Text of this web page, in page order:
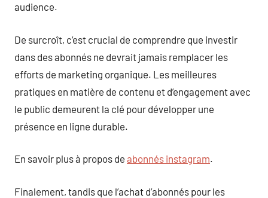
audience.
De surcroît, c’est crucial de comprendre que investir
dans des abonnés ne devrait jamais remplacer les
efforts de marketing organique. Les meilleures
pratiques en matière de contenu et d’engagement avec
le public demeurent la clé pour développer une
présence en ligne durable.
En savoir plus à propos de abonnés instagram.
Finalement, tandis que l’achat d’abonnés pour les